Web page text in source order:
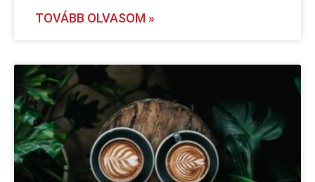
TOVÁBB OLVASOM »